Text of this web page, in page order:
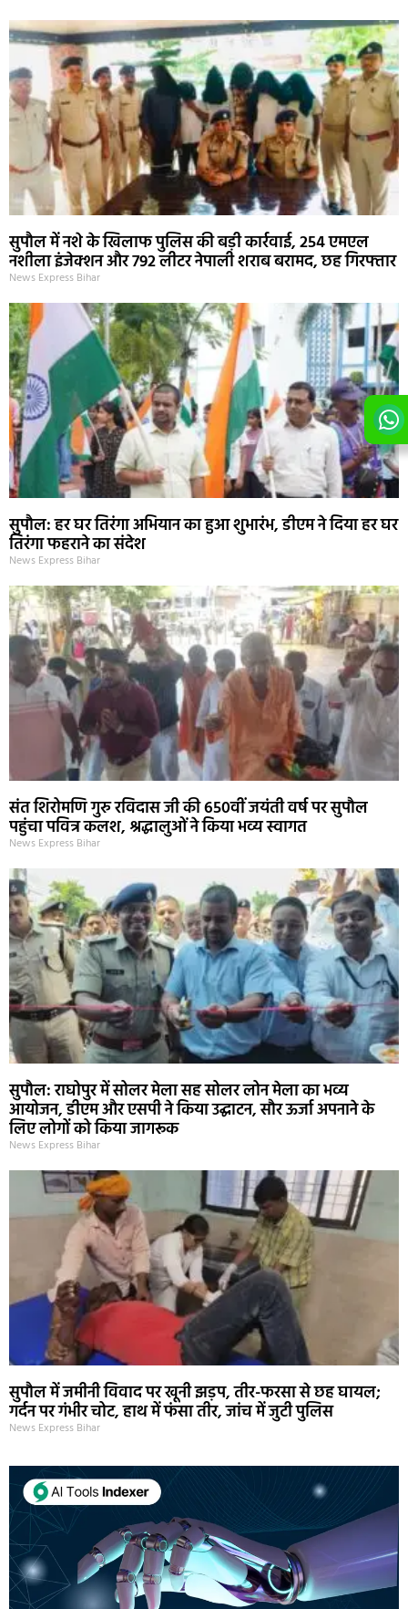
सुपौल में नशे के खिलाफ पुलिस की बड़ी कार्रवाई, 254 एमएल
नशीला इंजेक्शन और 792 लीटर नेपाली शराब बरामद, छह गिरफ्तार
News Express Bihar
सुपौल: हर घर तिरंगा अभियान का हुआ शुभारंभ, डीएम ने दिया हर घर
तिरंगा फहराने का संदेश
News Express Bihar
संत शिरोमणि गुरु रविदास जी की 650वीं जयंती वर्ष पर सुपौल
पहुंचा पवित्र कलश, श्रद्धालुओं ने किया भव्य स्वागत
News Express Bihar
सुपौल: राघोपुर में सोलर मेला सह सोलर लोन मेला का भव्य
आयोजन, डीएम और एसपी ने किया उद्घाटन, सौर ऊर्जा अपनाने के
लिए लोगों को किया जागरूक
News Express Bihar
सुपौल में जमीनी विवाद पर खूनी झड़प, तीर-फरसा से छह घायल;
गर्दन पर गंभीर चोट, हाथ में फंसा तीर, जांच में जुटी पुलिस
News Express Bihar